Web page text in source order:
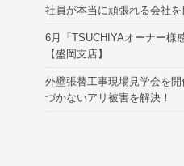
社員が本当に頑張れる会社を
6月「TSUCHIYAオーナー様
【盛岡支店】
外壁張替工事現場見学会を
づかないアリ被害を解決！